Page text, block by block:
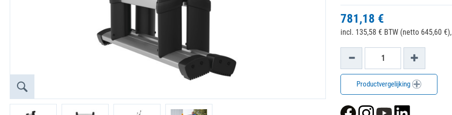
781,18 €
incl. 135,58 € BTW (netto 645,60 €),
Productvergelijking